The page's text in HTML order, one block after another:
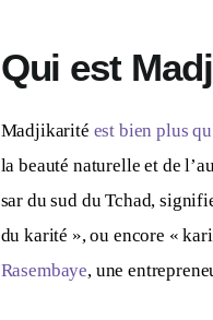
Qui est
Madjikarité est bien plus
la beauté naturelle et de
sar du sud du Tchad,
du karité », ou encore «
Rasembaye, une